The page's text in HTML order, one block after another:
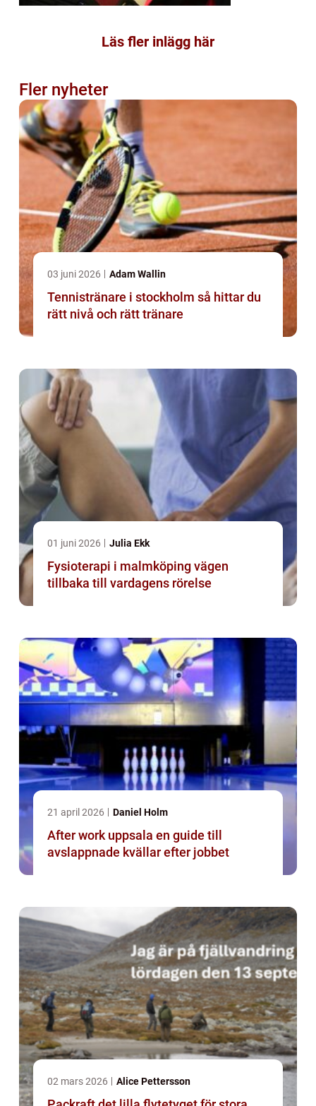
Läs fler inlägg här
Fler nyheter
03 juni 2026 Adam Wallin
Tennistränare i stockholm så hittar du
rätt nivå och rätt tränare
01 juni 2026 Julia Ekk
Fysioterapi i malmköping vägen
tillbaka till vardagens rörelse
21 april 2026 Daniel Holm
After work uppsala en guide till
avslappnade kvällar efter jobbet
02 mars 2026 Alice Pettersson